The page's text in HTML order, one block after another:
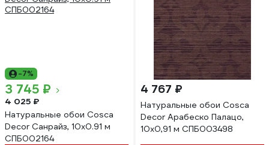
-7%
3 745 ₽
4 025 ₽
Натуральные обои Cosca
Decor Санрайз, 10x0.91 м
СПБ002164
4 767 ₽
Натуральные обои Cosca
Decor Арабеско Палацо,
10x0,91 м СПБ003498